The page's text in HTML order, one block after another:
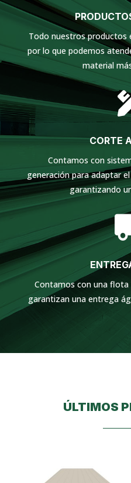
Todo nuestros productos
por lo que podemos
material
CORTE
Contamos con
generación para adaptar
garantizando
Contamos con una flota
garantizan una entrega
ÚLTIMOS